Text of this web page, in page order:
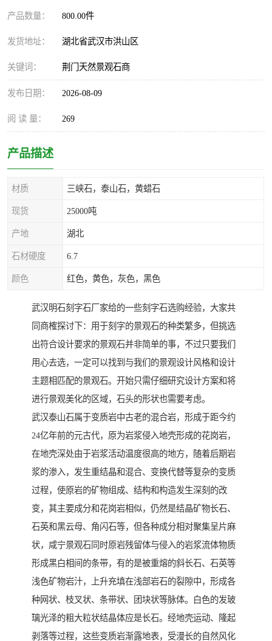
产品数量： 800.00件
发货地址： 湖北省武汉市洪山区
关键词： 荆门天然景观石商
发布日期： 2026-08-09
阅 读 量： 269
产品描述
材质 三峡石，泰山石，黄蜡石
现货 25000吨
产地 湖北
石材硬度 6.7
颜色 红色，黄色，灰色，黑色
武汉明石刻字石厂家给的一些刻字石选购经验，大家共
同商榷探讨下：用于刻字的景观石的种类繁多，但挑选
出符合设计要求的景观石并非简单的事，不过只要我们
用心去选，一定可以找到与我们的景观设计风格和设计
主题相匹配的景观石。开始只需仔细研究设计方案和将
进行景观美化的区域，石头的形状也需要考虑。
武汉泰山石属于变质岩中古老的混合岩，形成于距今约
24亿年前的元古代，原为岩浆侵入地壳形成的花岗岩，
在地壳深处由于岩浆活动温度很高的地方，随着后期岩
浆的渗入，发生重结晶和混合、变换代替等复杂的变质
过程，使原岩的矿物组成、结构和构造发生深刻的改
变，其主要成分和花岗岩相似，仍然是结晶矿物长石、
石英和黑云母、角闪石等，但各种成分相对聚集呈片麻
状，咸宁景观石同时原岩残留体与侵入的岩浆流体物质
形成黑白相间的条带，有的是被重熔的斜长石、石英等
浅色矿物岩汁，上升充填在浅部岩石的裂隙中，形成各
种网状、枝叉状、条带状、团块状等脉体。白色的发玻
璃光泽的粗大粒状结晶体应是长石。经地壳运动、隆起
剥落等过程，这些变质岩渐露地表，受漫长的自然风化